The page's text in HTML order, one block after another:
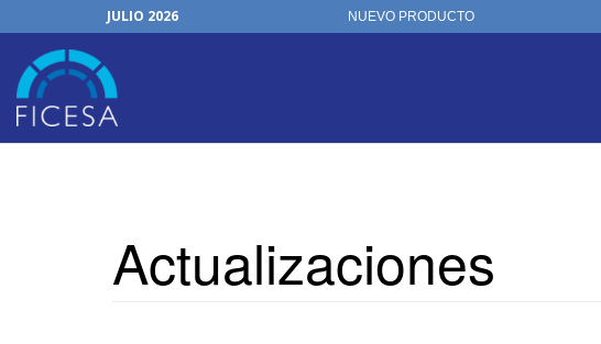
JULIO 2026 NUEVO PRODUCTO
Actualizaciones